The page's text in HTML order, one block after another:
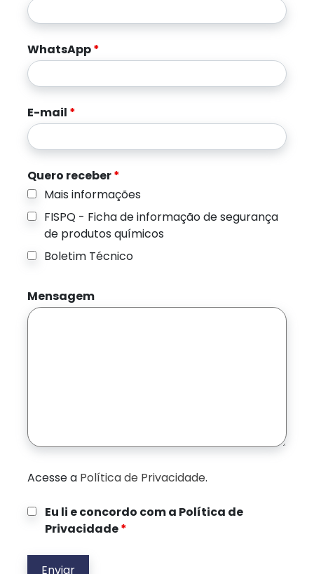
WhatsApp*
E-mail *
Quero receber*
Mais informações
FISPQ - Ficha de informação de segurança
de produtos químicos
Boletim Técnico
Mensagem
Acesse a Política de Privacidade.
Eu li e concordo com a Política de
Privacidade*